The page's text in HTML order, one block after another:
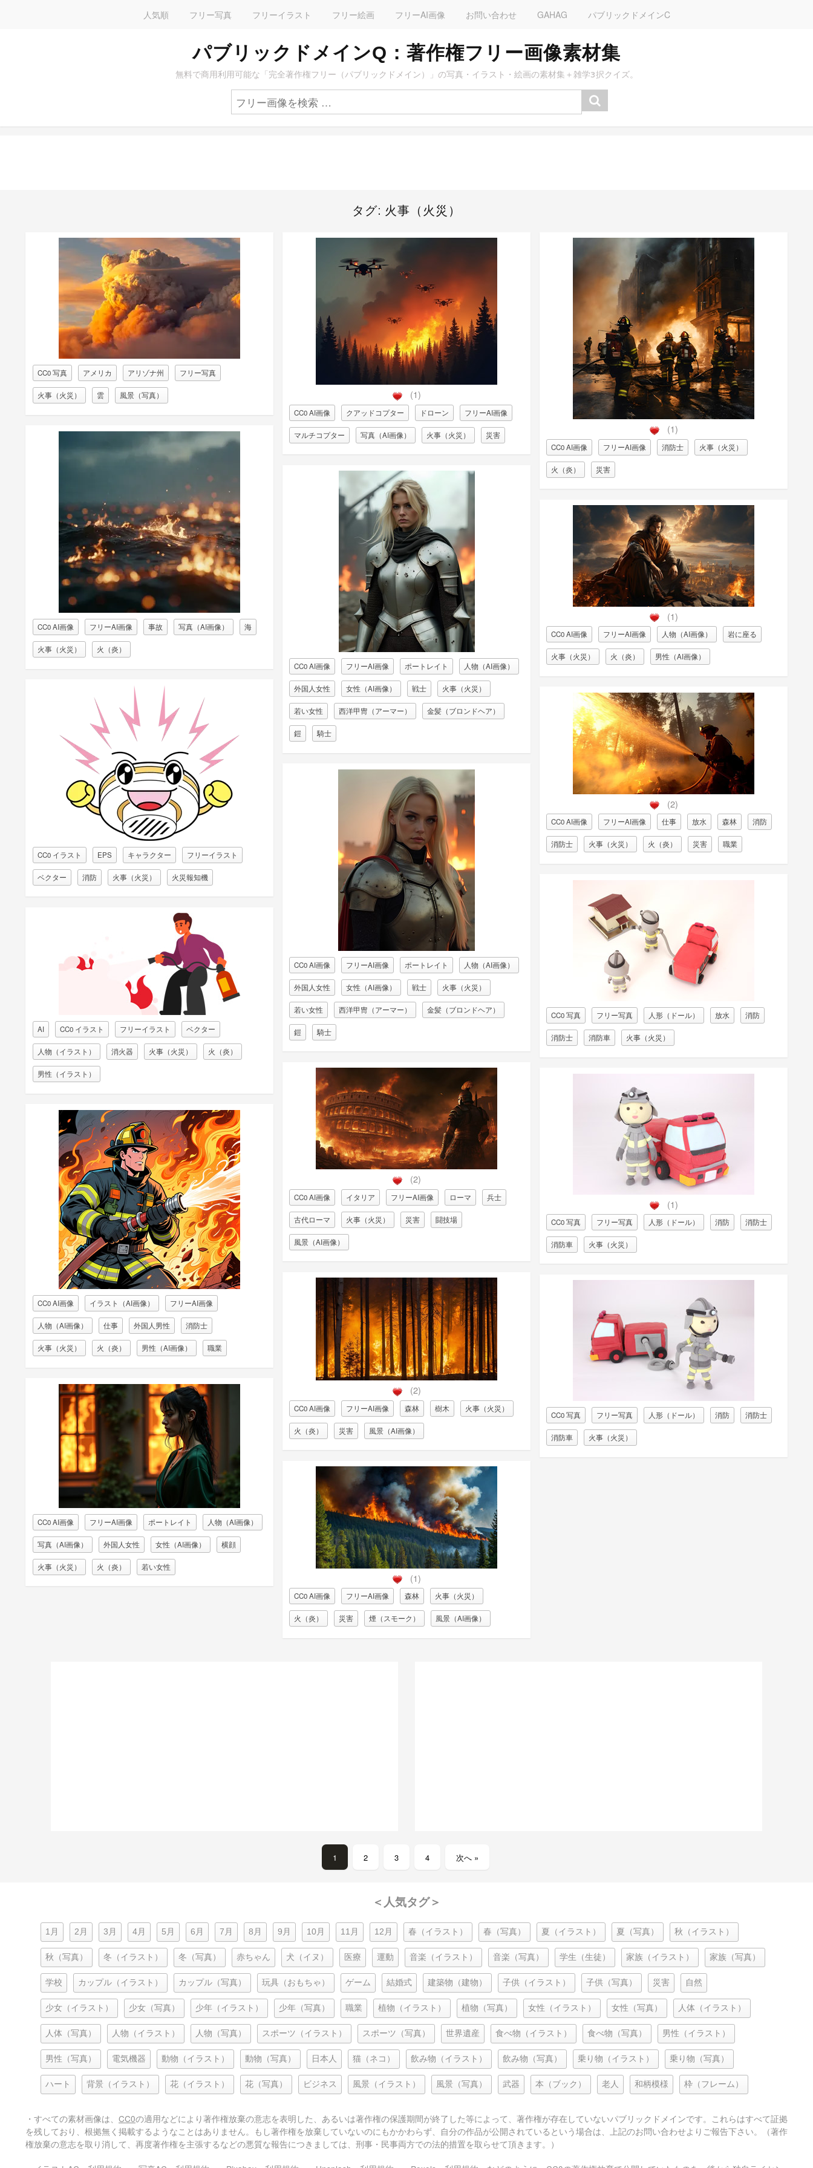
人気順 フリー写真 フリーイラスト フリー絵画 フリーAI画像 お問い合わせ GAHAG パブリックドメインC
パブリックドメインQ：著作権フリー画像素材集
無料で商用利用可能な「完全著作権フリー（パブリックドメイン）」の写真・イラスト・絵画の素材集＋雑学3択クイズ。
タグ: 火事（火災）
CC0 写真 アメリカ アリゾナ州 フリー写真
火事（火災） 雲 風景（写真）
CC0 AI画像 フリーAI画像 事故 写真（AI画像） 海
火事（火災） 火（炎）
CC0 イラスト EPS キャラクター フリーイラスト
ベクター 消防 火事（火災） 火災報知機
AI CC0 イラスト フリーイラスト ベクター
人物（イラスト） 消火器 火事（火災） 火（炎）
男性（イラスト）
CC0 AI画像 イラスト（AI画像） フリーAI画像
人物（AI画像） 仕事 外国人男性 消防士
火事（火災） 火（炎） 男性（AI画像） 職業
CC0 AI画像 フリーAI画像 ポートレイト 人物（AI画像）
写真（AI画像） 外国人女性 女性（AI画像） 横顔
火事（火災） 火（炎） 若い女性
(1)
CC0 AI画像 クアッドコプター ドローン フリーAI画像
マルチコプター 写真（AI画像） 火事（火災） 災害
CC0 AI画像 フリーAI画像 ポートレイト 人物（AI画像）
外国人女性 女性（AI画像） 戦士 火事（火災）
若い女性 西洋甲冑（アーマー） 金髪（ブロンドヘア）
鎧 騎士
CC0 AI画像 フリーAI画像 ポートレイト 人物（AI画像）
外国人女性 女性（AI画像） 戦士 火事（火災）
若い女性 西洋甲冑（アーマー） 金髪（ブロンドヘア）
鎧 騎士
(2)
CC0 AI画像 イタリア フリーAI画像 ローマ 兵士
古代ローマ 火事（火災） 災害 闘技場
風景（AI画像）
(2)
CC0 AI画像 フリーAI画像 森林 樹木 火事（火災）
火（炎） 災害 風景（AI画像）
(1)
CC0 AI画像 フリーAI画像 森林 火事（火災）
火（炎） 災害 煙（スモーク） 風景（AI画像）
(1)
CC0 AI画像 フリーAI画像 消防士 火事（火災）
火（炎） 災害
(1)
CC0 AI画像 フリーAI画像 人物（AI画像） 岩に座る
火事（火災） 火（炎） 男性（AI画像）
(2)
CC0 AI画像 フリーAI画像 仕事 放水 森林 消防
消防士 火事（火災） 火（炎） 災害 職業
CC0 写真 フリー写真 人形（ドール） 放水 消防
消防士 消防車 火事（火災）
(1)
CC0 写真 フリー写真 人形（ドール） 消防 消防士
消防車 火事（火災）
CC0 写真 フリー写真 人形（ドール） 消防 消防士
消防車 火事（火災）
1 2 3 4 次へ »
＜人気タグ＞
1月 2月 3月 4月 5月 6月 7月 8月 9月 10月 11月 12月 春（イラスト） 春（写真） 夏（イラスト） 夏（写真） 秋（イラスト）
秋（写真） 冬（イラスト） 冬（写真） 赤ちゃん 犬（イヌ） 医療 運動 音楽（イラスト） 音楽（写真） 学生（生徒） 家族（イラスト） 家族（写真）
学校 カップル（イラスト） カップル（写真） 玩具（おもちゃ） ゲーム 結婚式 建築物（建物） 子供（イラスト） 子供（写真） 災害 自然
少女（イラスト） 少女（写真） 少年（イラスト） 少年（写真） 職業 植物（イラスト） 植物（写真） 女性（イラスト） 女性（写真） 人体（イラスト）
人体（写真） 人物（イラスト） 人物（写真） スポーツ（イラスト） スポーツ（写真） 世界遺産 食べ物（イラスト） 食べ物（写真） 男性（イラスト）
男性（写真） 電気機器 動物（イラスト） 動物（写真） 日本人 猫（ネコ） 飲み物（イラスト） 飲み物（写真） 乗り物（イラスト） 乗り物（写真）
ハート 背景（イラスト） 花（イラスト） 花（写真） ビジネス 風景（イラスト） 風景（写真） 武器 本（ブック） 老人 和柄模様 枠（フレーム）
・すべての素材画像は、 CC0の適用などにより著作権放棄の意志を表明した、あるいは著作権の保護期間が終了した等によって、著作権が存在していないパブリックドメインです。これらはすべて証拠
を残しており、根拠無く掲載するようなことはありません。もし著作権を放棄していないのにもかかわらず、自分の作品が公開されているという場合は、上記のお問い合わせよりご報告下さい。（著作
権放棄の意志を取り消して、再度著作権を主張するなどの悪質な報告につきましては、刑事・民事両方での法的措置を取らせて頂きます。）